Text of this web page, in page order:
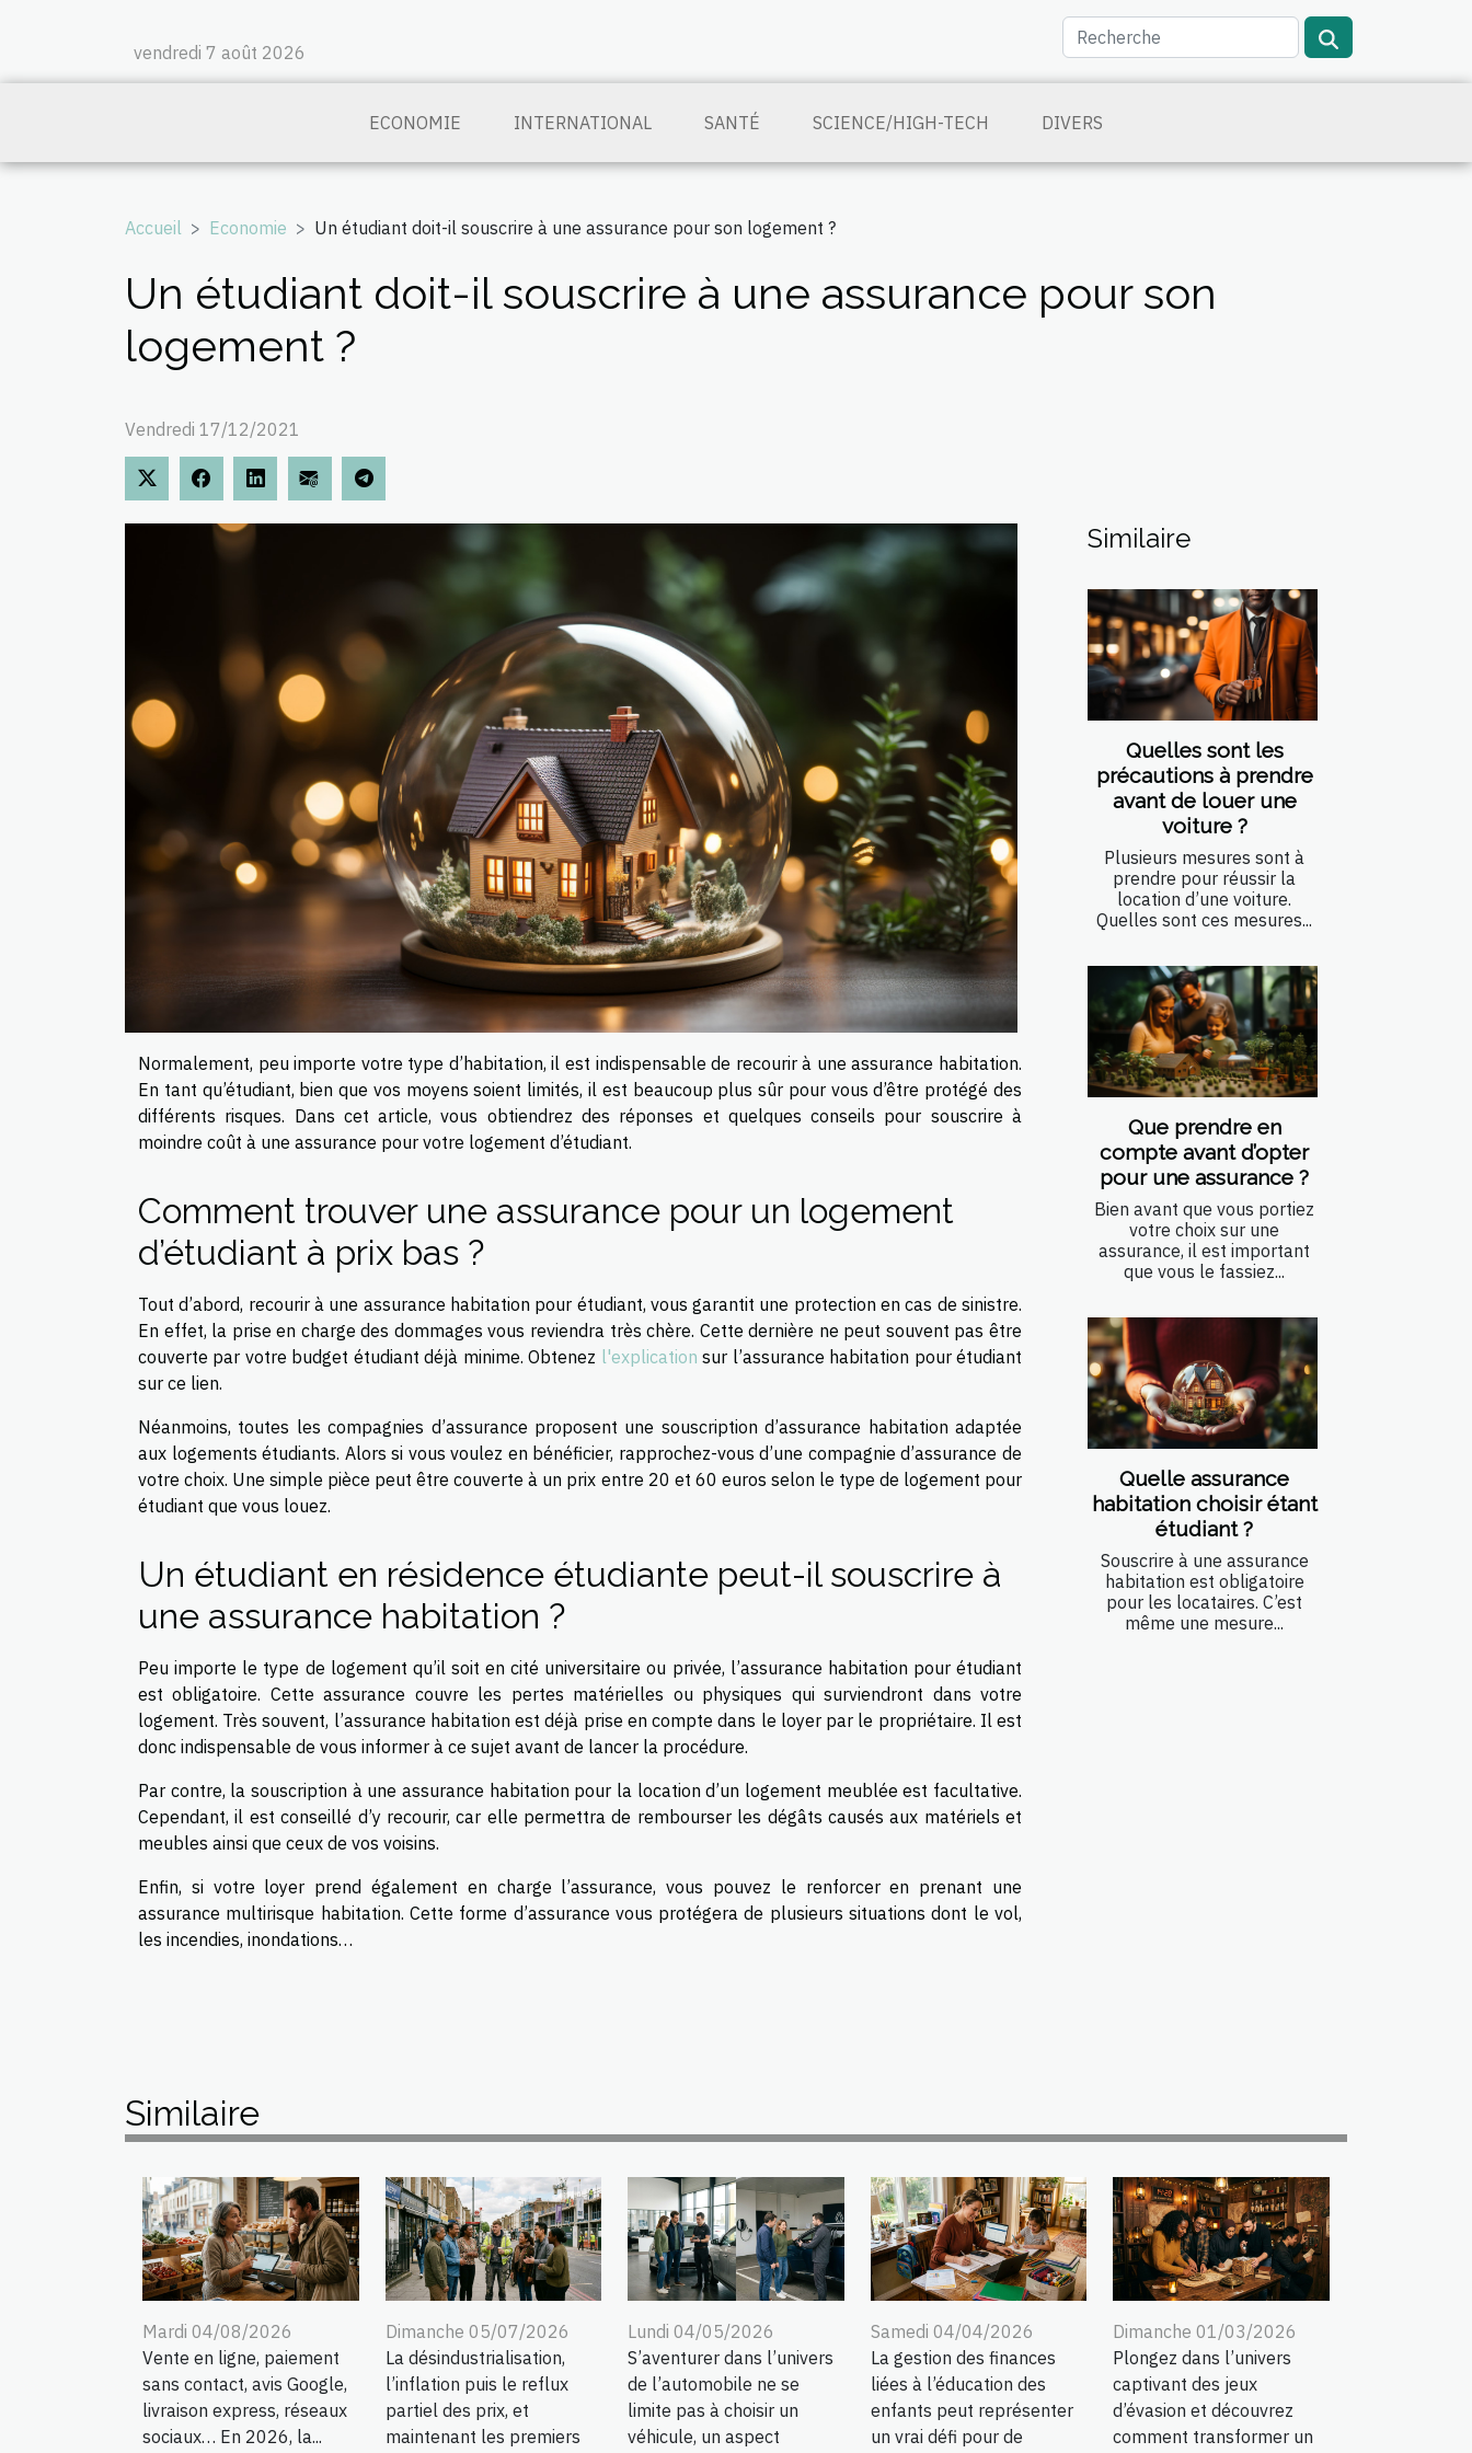
vendredi 7 août 2026
ECONOMIE INTERNATIONAL SANTÉ SCIENCE/HIGH-TECH DIVERS
Accueil Economie Un étudiant doit-il souscrire à une assurance pour son logement ?
Un étudiant doit-il souscrire à une assurance pour son
logement ?
Vendredi 17/12/2021
Normalement, peu importe votre type d’habitation, il est indispensable de recourir à une assurance habitation.
En tant qu’étudiant, bien que vos moyens soient limités, il est beaucoup plus sûr pour vous d’être protégé des
différents risques. Dans cet article, vous obtiendrez des réponses et quelques conseils pour souscrire à
moindre coût à une assurance pour votre logement d’étudiant.
Comment trouver une assurance pour un logement
d’étudiant à prix bas ?
Tout d’abord, recourir à une assurance habitation pour étudiant, vous garantit une protection en cas de sinistre.
En effet, la prise en charge des dommages vous reviendra très chère. Cette dernière ne peut souvent pas être
couverte par votre budget étudiant déjà minime. Obtenez l'explication sur l’assurance habitation pour étudiant
sur ce lien.
Néanmoins, toutes les compagnies d’assurance proposent une souscription d’assurance habitation adaptée
aux logements étudiants. Alors si vous voulez en bénéficier, rapprochez-vous d’une compagnie d’assurance de
votre choix. Une simple pièce peut être couverte à un prix entre 20 et 60 euros selon le type de logement pour
étudiant que vous louez.
Un étudiant en résidence étudiante peut-il souscrire à
une assurance habitation ?
Peu importe le type de logement qu’il soit en cité universitaire ou privée, l’assurance habitation pour étudiant
est obligatoire. Cette assurance couvre les pertes matérielles ou physiques qui surviendront dans votre
logement. Très souvent, l’assurance habitation est déjà prise en compte dans le loyer par le propriétaire. Il est
donc indispensable de vous informer à ce sujet avant de lancer la procédure.
Par contre, la souscription à une assurance habitation pour la location d’un logement meublée est facultative.
Cependant, il est conseillé d’y recourir, car elle permettra de rembourser les dégâts causés aux matériels et
meubles ainsi que ceux de vos voisins.
Enfin, si votre loyer prend également en charge l’assurance, vous pouvez le renforcer en prenant une
assurance multirisque habitation. Cette forme d’assurance vous protégera de plusieurs situations dont le vol,
les incendies, inondations…
Similaire
Quelles sont les
précautions à prendre
avant de louer une
voiture ?
Plusieurs mesures sont à
prendre pour réussir la
location d’une voiture.
Quelles sont ces mesures...
Que prendre en
compte avant d’opter
pour une assurance ?
Bien avant que vous portiez
votre choix sur une
assurance, il est important
que vous le fassiez...
Quelle assurance
habitation choisir étant
étudiant ?
Souscrire à une assurance
habitation est obligatoire
pour les locataires. C’est
même une mesure...
Similaire
Mardi 04/08/2026
Vente en ligne, paiement
sans contact, avis Google,
livraison express, réseaux
sociaux… En 2026, la...
Dimanche 05/07/2026
La désindustrialisation,
l’inflation puis le reflux
partiel des prix, et
maintenant les premiers
Lundi 04/05/2026
S’aventurer dans l’univers
de l’automobile ne se
limite pas à choisir un
véhicule, un aspect
Samedi 04/04/2026
La gestion des finances
liées à l’éducation des
enfants peut représenter
un vrai défi pour de
Dimanche 01/03/2026
Plongez dans l’univers
captivant des jeux
d’évasion et découvrez
comment transformer un